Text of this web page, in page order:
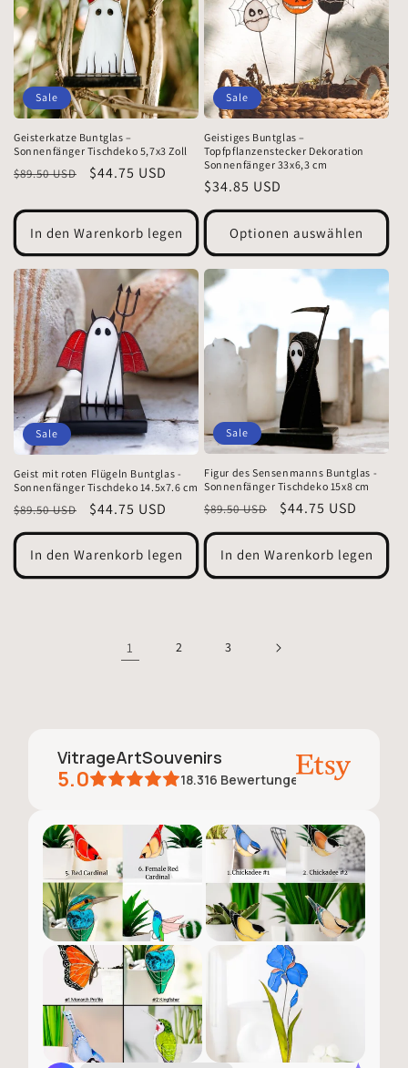
Sale
Geisterkatze Buntglas –
Sonnenfänger Tischdeko 5,7x3 Zoll
Normaler
$89.50 USD Verkaufspreis
$44.75 USD
In den Warenkorb legen
Sale
Geistiges Buntglas –
Topfpflanzenstecker Dekoration
Sonnenfänger 33x6,3 cm
Verkaufspreis
$34.85 USD
Optionen auswählen
Sale
Geist mit roten Flügeln Buntglas -
Sonnenfänger Tischdeko 14.5x7.6 cm
Normaler
Preis
$89.50 USD Verkaufspreis
$44.75 USD
In den Warenkorb legen
Sale
Figur des Sensenmanns Buntglas -
Sonnenfänger Tischdeko 15x8 cm
Normaler
Preis
$89.50 USD Verkaufspreis
$44.75 USD
In den Warenkorb legen
1 2 3
VitrageArtSouvenirs
5.0 18.316 Bewertungen